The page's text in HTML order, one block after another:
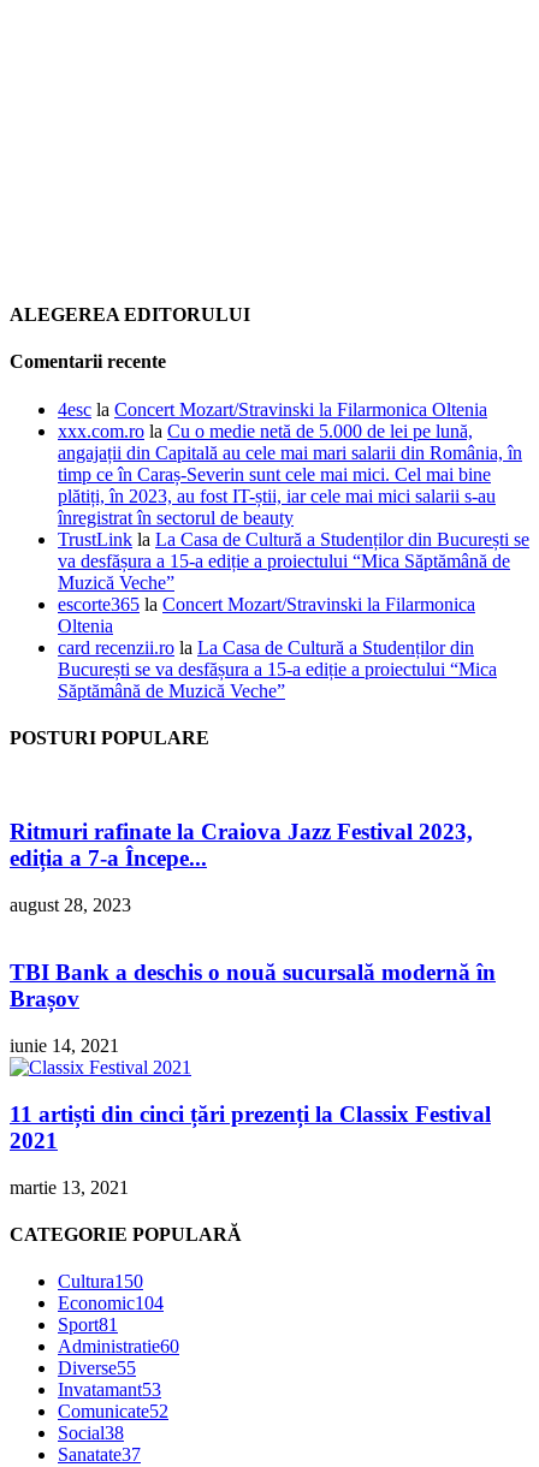
ALEGEREA EDITORULUI
Comentarii recente
4esc la Concert Mozart/Stravinski la Filarmonica Oltenia
xxx.com.ro la Cu o medie netă de 5.000 de lei pe lună,
angajații din Capitală au cele mai mari salarii din România, în
timp ce în Caraș-Severin sunt cele mai mici. Cel mai bine
plătiți, în 2023, au fost IT-știi, iar cele mai mici salarii s-au
înregistrat în sectorul de beauty
TrustLink la La Casa de Cultură a Studenților din București se
va desfășura a 15-a ediție a proiectului “Mica Săptămână de
Muzică Veche”
escorte365 la Concert Mozart/Stravinski la Filarmonica
Oltenia
card recenzii.ro la La Casa de Cultură a Studenților din
București se va desfășura a 15-a ediție a proiectului “Mica
Săptămână de Muzică Veche”
POSTURI POPULARE
Ritmuri rafinate la Craiova Jazz Festival 2023,
ediția a 7-a Începe...
august 28, 2023
TBI Bank a deschis o nouă sucursală modernă în
Brașov
iunie 14, 2021
11 artiști din cinci țări prezenți la Classix Festival
2021
martie 13, 2021
CATEGORIE POPULARĂ
Cultura150
Economic104
Sport81
Administratie60
Diverse55
Invatamant53
Comunicate52
Social38
Sanatate37